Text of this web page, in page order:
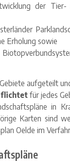
der
Erholung sowie
aufgeteilt
für jedes
in
Karten sind
Oelde im